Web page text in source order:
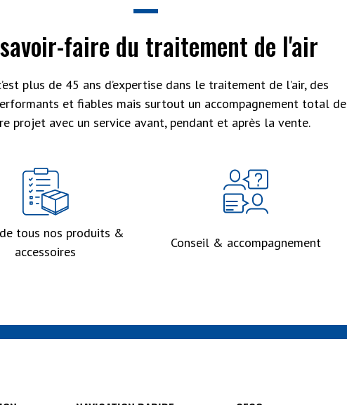
faire du traitement de l'air
plus de 45 ans d’expertise dans le traitement de l’air, des
et fiables mais surtout un accompagnement total de
projet avec un service avant, pendant et après la vente.
tous nos produits &
accessoires
Conseil & accompagnement